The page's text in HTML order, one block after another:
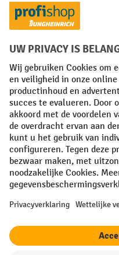
Facebook
YouTube
LinkedInInstagram
Algemene
Privacyverklaring
All prices excl. VAT plus
if not stated otherwise.
¹ De korting is geldig zolang de
toepassing op speciale prijzen.
procentuele kortingen of
nieuwsbrief. De voucher is 10
korting varieert per
pallettrucks, elektrische